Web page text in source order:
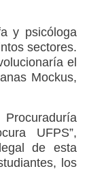
y psicóloga
sectores.
el
Mockus,
UFPS”,
de esta
los